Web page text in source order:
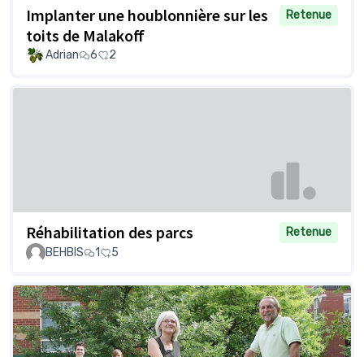
Implanter une houblonnière sur les
toits de Malakoff
Retenue
Adrian 6 2
Réhabilitation des parcs
Retenue
BEHBIS
1 5